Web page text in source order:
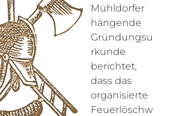
Mühldorfer
hängende
Gründungsu
rkunde
berichtet,
dass das
organisierte
Feuerlöschw